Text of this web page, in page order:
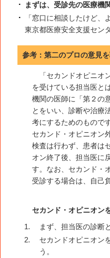
まずは、受診先の医療機
「窓口に相談したけど
東京都医療安全支援セン
参考：第二のプロの意見
「セカンドオピニオ
を受けている担当医と
機関の医師に「第２の
とをいい、診断や治療
考にするためのものです
セカンド・オピニオン
検査は行わず、患者は
オン終了後、担当医に
す。なお、セカンド・
受診する場合は、自己
セカンド・オピニオン
まず、担当医の診断
セカンドオピニオン
う。